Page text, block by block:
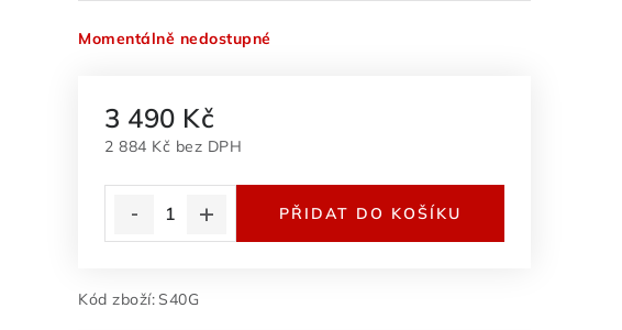
Momentálně nedostupné
3 490 Kč
2 884 Kč bez DPH
PŘIDAT DO KOŠÍKU
Kód zboží: S40G